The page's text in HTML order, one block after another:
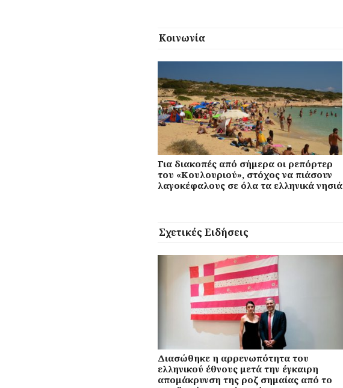
Κοινωνία
Για διακοπές από σήμερα οι ρεπόρτερ
του «Κουλουριού», στόχος να πιάσουν
λαγοκέφαλους σε όλα τα ελληνικά νησιά
Σχετικές Ειδήσεις
Διασώθηκε η αρρενωπότητα του
ελληνικού έθνους μετά την έγκαιρη
απομάκρυνση της ροζ σημαίας από το